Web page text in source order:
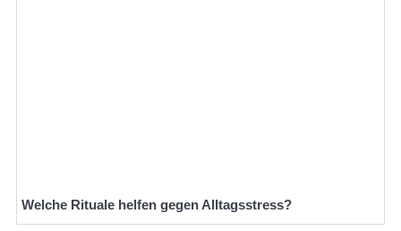
Welche Rituale helfen gegen Alltagsstress?